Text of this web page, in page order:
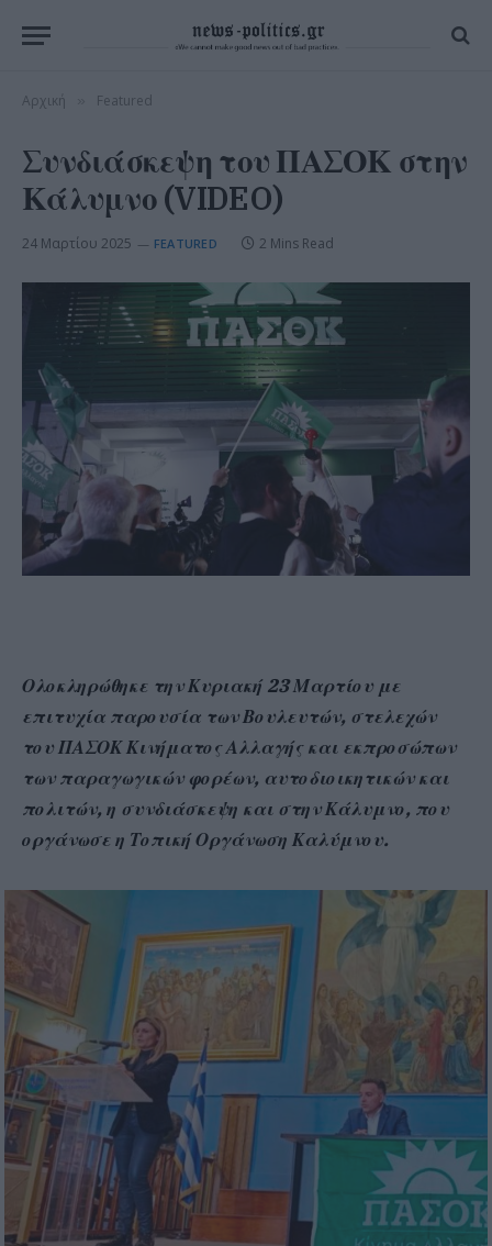
Αρχική Featured
Συνδιάσκεψη του ΠΑΣΟΚ στην
Κάλυμνο (VIDEO)
24 Μαρτίου 2025 FEATURED 2 Mins Read
Ολοκληρώθηκε την Κυριακή 23 Μαρτίου με
επιτυχία παρουσία των Βουλευτών, στελεχών
του ΠΑΣΟΚ Κινήματος Αλλαγής και εκπροσώπων
των παραγωγικών φορέων, αυτοδιοικητικών και
πολιτών, η συνδιάσκεψη και στην Κάλυμνο, που
οργάνωσε η Τοπική Οργάνωση Καλύμνου.